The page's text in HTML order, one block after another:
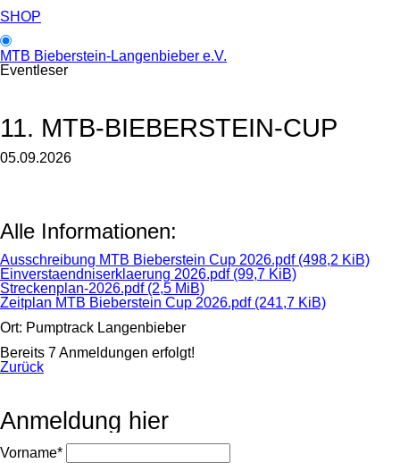
SHOP
MTB Bieberstein-Langenbieber e.V.
Eventleser
11. MTB-BIEBERSTEIN-CUP
05.09.2026
Alle Informationen:
Ausschreibung MTB Bieberstein Cup 2026.pdf (498,2 KiB)
Einverstaendniserklaerung 2026.pdf (99,7 KiB)
Streckenplan-2026.pdf (2,5 MiB)
Zeitplan MTB Bieberstein Cup 2026.pdf (241,7 KiB)
Ort: Pumptrack Langenbieber
Bereits 7 Anmeldungen erfolgt!
Zurück
Anmeldung hier
Pflichtfeld
Vorname*